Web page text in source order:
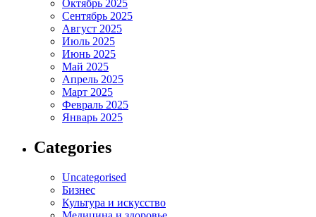
Октябрь 2025
Сентябрь 2025
Август 2025
Июль 2025
Июнь 2025
Май 2025
Апрель 2025
Март 2025
Февраль 2025
Январь 2025
Categories
Uncategorised
Бизнес
Культура и искусство